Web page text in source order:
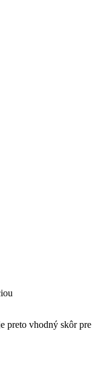
preto vhodný skôr pre